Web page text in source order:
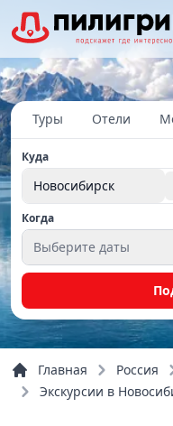
Туры Отели
Куда
Новосибирск
Когда
Выберите даты
Главная Россия
Экскурсии в